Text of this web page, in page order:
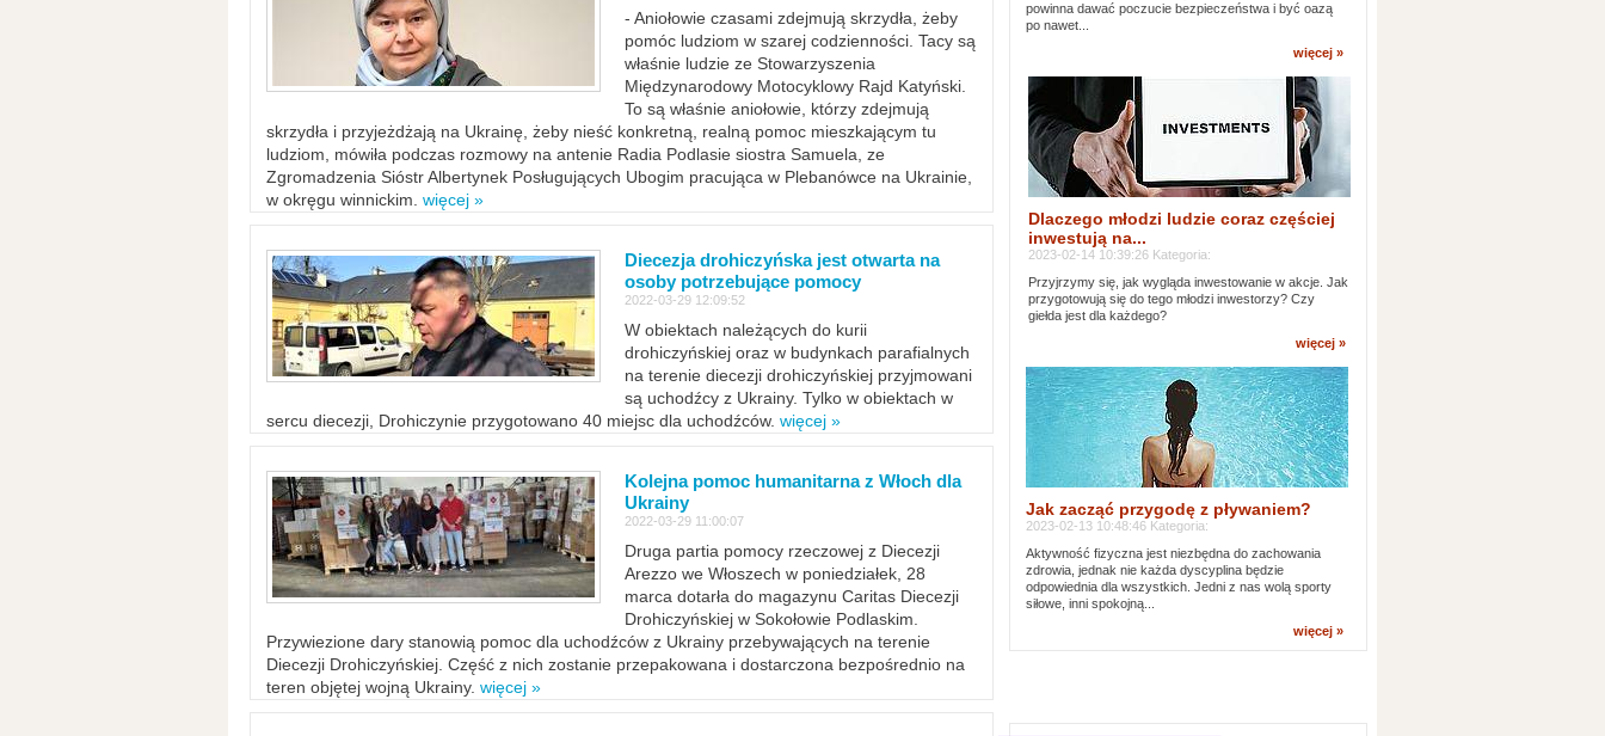
- Aniołowie czasami zdejmują skrzydła, żeby
pomóc ludziom w szarej codzienności. Tacy są
właśnie ludzie ze Stowarzyszenia
Międzynarodowy Motocyklowy Rajd Katyński.
To są właśnie aniołowie, którzy zdejmują
skrzydła i przyjeżdżają na Ukrainę, żeby nieść konkretną, realną pomoc mieszkającym tu
ludziom, mówiła podczas rozmowy na antenie Radia Podlasie siostra Samuela, ze
Zgromadzenia Sióstr Albertynek Posługujących Ubogim pracująca w Plebanówce na Ukrainie,
w okręgu winnickim. więcej »
Diecezja drohiczyńska jest otwarta na
osoby potrzebujące pomocy
2022-03-29 12:09:52
W obiektach należących do kurii
drohiczyńskiej oraz w budynkach parafialnych
na terenie diecezji drohiczyńskiej przyjmowani
są uchodźcy z Ukrainy. Tylko w obiektach w
sercu diecezji, Drohiczynie przygotowano 40 miejsc dla uchodźców. więcej »
Kolejna pomoc humanitarna z Włoch dla
Ukrainy
2022-03-29 11:00:07
Druga partia pomocy rzeczowej z Diecezji
Arezzo we Włoszech w poniedziałek, 28
marca dotarła do magazynu Caritas Diecezji
Drohiczyńskiej w Sokołowie Podlaskim.
Przywiezione dary stanowią pomoc dla uchodźców z Ukrainy przebywających na terenie
Diecezji Drohiczyńskiej. Część z nich zostanie przepakowana i dostarczona bezpośrednio na
teren objętej wojną Ukrainy. więcej »
powinna dawać poczucie bezpieczeństwa i być oazą
po nawet...
więcej »
Dlaczego młodzi ludzie coraz częściej
inwestują na...
2023-02-14 10:39:26 Kategoria:
Przyjrzymy się, jak wygląda inwestowanie w akcje. Jak
przygotowują się do tego młodzi inwestorzy? Czy
giełda jest dla każdego?
więcej »
Jak zacząć przygodę z pływaniem?
2023-02-13 10:48:46 Kategoria:
Aktywność fizyczna jest niezbędna do zachowania
zdrowia, jednak nie każda dyscyplina będzie
odpowiednia dla wszystkich. Jedni z nas wolą sporty
siłowe, inni spokojną...
więcej »